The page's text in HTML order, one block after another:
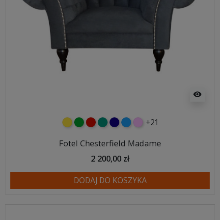
visibility
żółtyzielonyczerwony
turkusowy
granatowy
niebieski
różowy
+21
Fotel Chesterfield Madame
2 200,00 zł
DODAJ DO KOSZYKA